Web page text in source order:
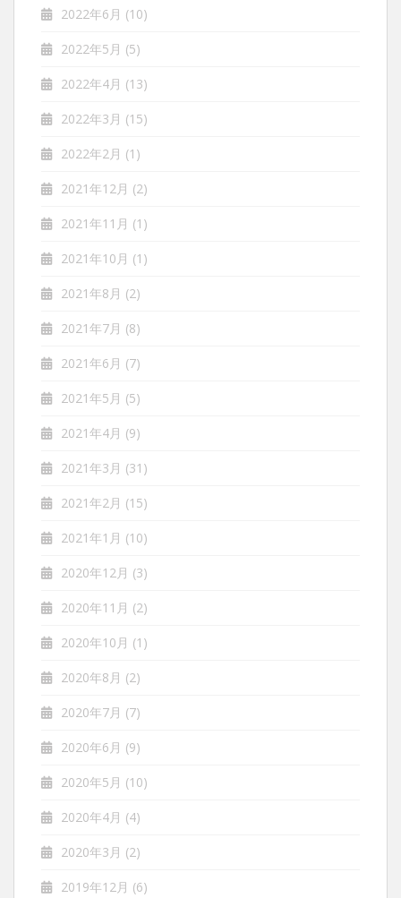
2022年6月 (10)
2022年5月 (5)
2022年4月 (13)
2022年3月 (15)
2022年2月 (1)
2021年12月 (2)
2021年11月 (1)
2021年10月 (1)
2021年8月 (2)
2021年7月 (8)
2021年6月 (7)
2021年5月 (5)
2021年4月 (9)
2021年3月 (31)
2021年2月 (15)
2021年1月 (10)
2020年12月 (3)
2020年11月 (2)
2020年10月 (1)
2020年8月 (2)
2020年7月 (7)
2020年6月 (9)
2020年5月 (10)
2020年4月 (4)
2020年3月 (2)
2019年12月 (6)